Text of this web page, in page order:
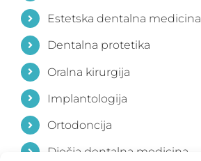
Estetska dentalna medicina
Dentalna protetika
Oralna kirurgija
Implantologija
Ortodoncija
Dječja dentalna medicina